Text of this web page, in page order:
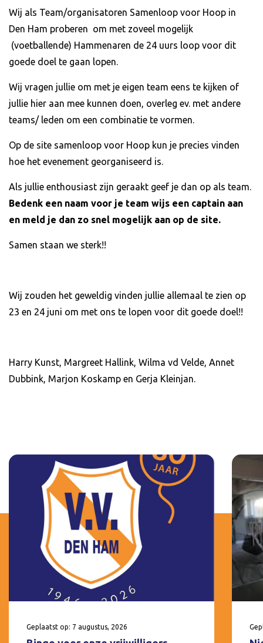
Wij als Team/organisatoren Samenloop voor Hoop in
Den Ham proberen om met zoveel mogelijk
(voetballende) Hammenaren de 24 uurs loop voor dit
goede doel te gaan lopen.
Wij vragen jullie om met je eigen team eens te kijken of
jullie hier aan mee kunnen doen, overleg ev. met andere
teams/ leden om een combinatie te vormen.
Op de site samenloop voor Hoop kun je precies vinden
hoe het evenement georganiseerd is.
Als jullie enthousiast zijn geraakt geef je dan op als team.
Bedenk een naam voor je team wijs een captain aan
en meld je dan zo snel mogelijk aan op de site.
Samen staan we sterk!!
Wij zouden het geweldig vinden jullie allemaal te zien op
23 en 24 juni om met ons te lopen voor dit goede doel!!
Harry Kunst, Margreet Hallink, Wilma vd Velde, Annet
Dubbink, Marjon Koskamp en Gerja Kleinjan.
Geplaatst op: 7 augustus, 2026